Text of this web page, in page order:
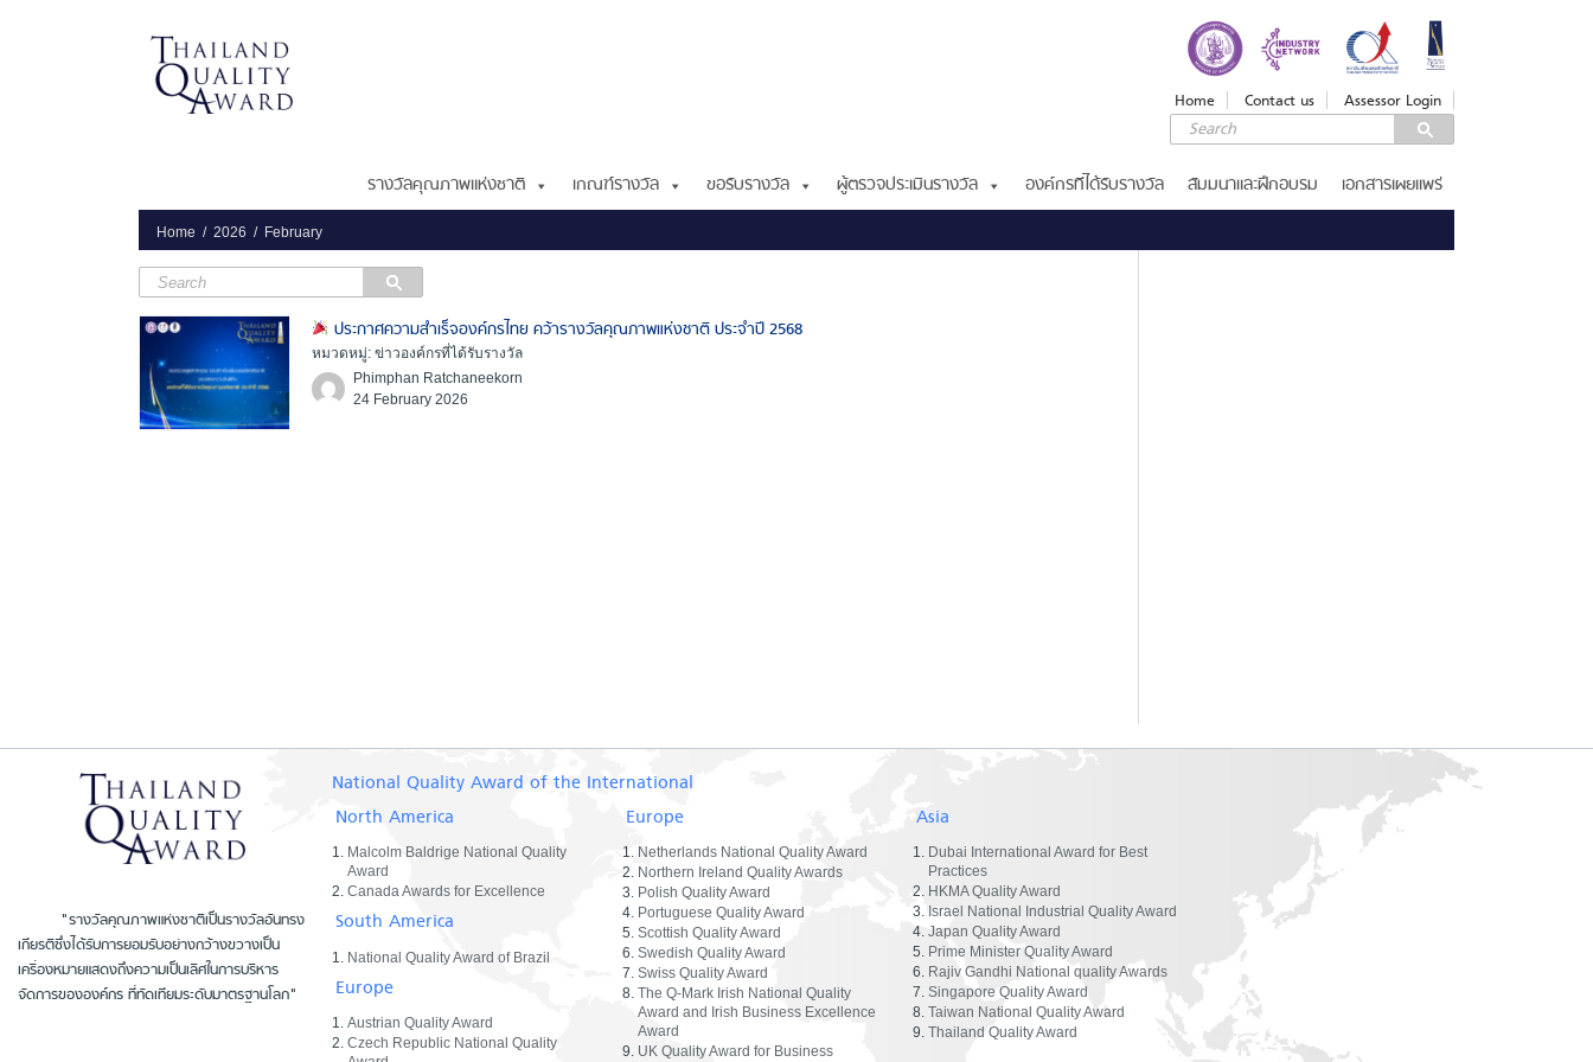
Home Contact us Assessor Login
รางวัลคุณภาพแห่งชาติ เกณฑ์รางวัล ขอรับรางวัล ผู้ตรวจประเมินรางวัล องค์กรที่ได้รับรางวัล สัมมนาและฝึกอบรม เอกสารเผยแพร่
Home 2026 February
ประกาศความสำเร็จองค์กรไทย คว้ารางวัลคุณภาพแห่งชาติ ประจำปี 2568
หมวดหมู่: ข่าวองค์กรที่ได้รับรางวัล
Phimphan Ratchaneekorn
24 February 2026
"รางวัลคุณภาพแห่งชาติเป็นรางวัลอันทรง
เกียรติซึ่งได้รับการยอมรับอย่างกว้างขวางเป็น
เครื่องหมายแสดงถึงความเป็นเลิศในการบริหาร
จัดการขององค์กร ที่ทัดเทียมระดับมาตรฐานโลก"
National Quality Award of the International
North America
Malcolm Baldrige National Quality
Award
Canada Awards for Excellence
South America
National Quality Award of Brazil
Europe
Austrian Quality Award
Czech Republic National Quality
Europe
Netherlands National Quality Award
Northern Ireland Quality Awards
Polish Quality Award
Portuguese Quality Award
Scottish Quality Award
Swedish Quality Award
Swiss Quality Award
The Q-Mark Irish National Quality
Award and Irish Business Excellence
Award
UK Quality Award for Business
Asia
Dubai International Award for Best
Practices
HKMA Quality Award
Israel National Industrial Quality Award
Japan Quality Award
Prime Minister Quality Award
Rajiv Gandhi National quality Awards
Singapore Quality Award
Taiwan National Quality Award
Thailand Quality Award
LOGIN
Login
Username
Password